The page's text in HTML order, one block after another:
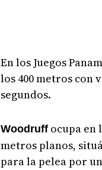
En los Juegos
los 400 metros con
segundos.
Woodruffocupa en
metros planos,
para la pelea por